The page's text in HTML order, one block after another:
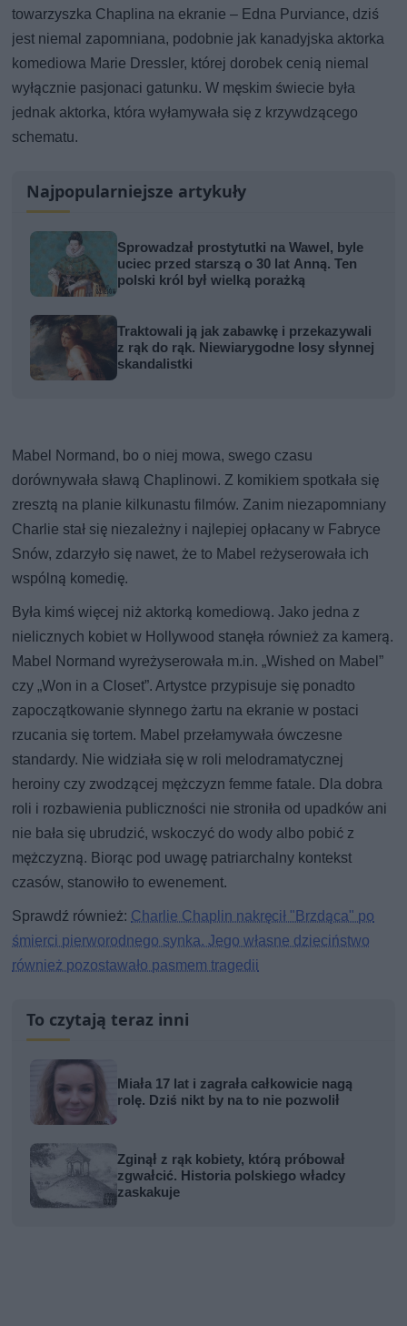
towarzyszka Chaplina na ekranie – Edna Purviance, dziś
jest niemal zapomniana, podobnie jak kanadyjska aktorka
komediowa Marie Dressler, której dorobek cenią niemal
wyłącznie pasjonaci gatunku. W męskim świecie była
jednak aktorka, która wyłamywała się z krzywdzącego
schematu.
Najpopularniejsze artykuły
Sprowadzał prostytutki na Wawel, byle
uciec przed starszą o 30 lat Anną. Ten
polski król był wielką porażką
Traktowali ją jak zabawkę i przekazywali
z rąk do rąk. Niewiarygodne losy słynnej
skandalistki
Mabel Normand, bo o niej mowa, swego czasu
dorównywała sławą Chaplinowi. Z komikiem spotkała się
zresztą na planie kilkunastu filmów. Zanim niezapomniany
Charlie stał się niezależny i najlepiej opłacany w Fabryce
Snów, zdarzyło się nawet, że to Mabel reżyserowała ich
wspólną komedię.
Była kimś więcej niż aktorką komediową. Jako jedna z
nielicznych kobiet w Hollywood stanęła również za kamerą.
Mabel Normand wyreżyserowała m.in. „Wished on Mabel”
czy „Won in a Closet”. Artystce przypisuje się ponadto
zapoczątkowanie słynnego żartu na ekranie w postaci
rzucania się tortem. Mabel przełamywała ówczesne
standardy. Nie widziała się w roli melodramatycznej
heroiny czy zwodzącej mężczyzn femme fatale. Dla dobra
roli i rozbawienia publiczności nie stroniła od upadków ani
nie bała się ubrudzić, wskoczyć do wody albo pobić z
mężczyzną. Biorąc pod uwagę patriarchalny kontekst
czasów, stanowiło to ewenement.
Sprawdź również: Charlie Chaplin nakręcił "Brzdąca" po
śmierci pierworodnego synka. Jego własne dzieciństwo
również pozostawało pasmem tragedii
To czytają teraz inni
Miała 17 lat i zagrała całkowicie nagą
rolę. Dziś nikt by na to nie pozwolił
Zginął z rąk kobiety, którą próbował
zgwałcić. Historia polskiego władcy
zaskakuje